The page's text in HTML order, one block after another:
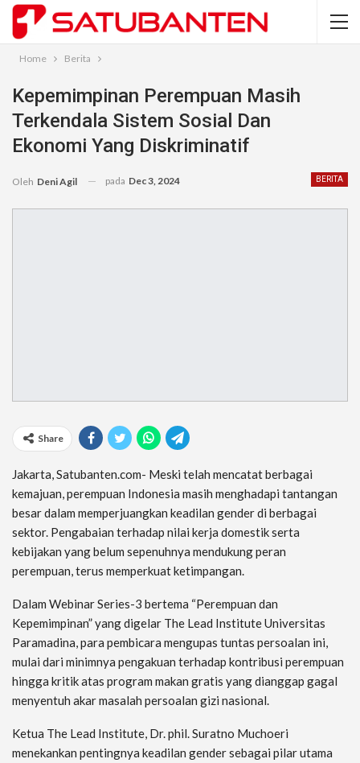
Home Berita
Kepemimpinan Perempuan Masih
Terkendala Sistem Sosial Dan
Ekonomi Yang Diskriminatif
BERITA
Oleh Deni Agil pada Dec 3, 2024
Share
Jakarta, Satubanten.com- Meski telah mencatat berbagai
kemajuan, perempuan Indonesia masih menghadapi tantangan
besar dalam memperjuangkan keadilan gender di berbagai
sektor. Pengabaian terhadap nilai kerja domestik serta
kebijakan yang belum sepenuhnya mendukung peran
perempuan, terus memperkuat ketimpangan.
Dalam Webinar Series-3 bertema “Perempuan dan
Kepemimpinan” yang digelar The Lead Institute Universitas
Paramadina, para pembicara mengupas tuntas persoalan ini,
mulai dari minimnya pengakuan terhadap kontribusi perempuan
hingga kritik atas program makan gratis yang dianggap gagal
menyentuh akar masalah persoalan gizi nasional.
Ketua The Lead Institute, Dr. phil. Suratno Muchoeri
menekankan pentingnya keadilan gender sebagai pilar utama